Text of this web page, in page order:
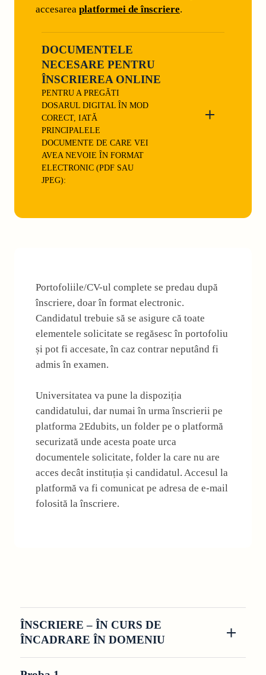
accesarea platformei de înscriere.
DOCUMENTELE
NECESARE PENTRU
ÎNSCRIEREA ONLINE
PENTRU A PREGĂTI
DOSARUL DIGITAL ÎN MOD
CORECT, IATĂ
PRINCIPALELE
DOCUMENTE DE CARE VEI
AVEA NEVOIE ÎN FORMAT
ELECTRONIC (PDF SAU
JPEG):
Portofoliile/CV-ul complete se predau după
înscriere, doar în format electronic.
Candidatul trebuie să se asigure că toate
elementele solicitate se regăsesc în portofoliu
și pot fi accesate, în caz contrar neputând fi
admis în examen.
Universitatea va pune la dispoziția
candidatului, dar numai în urma înscrierii pe
platforma 2Edubits, un folder pe o platformă
securizată unde acesta poate urca
documentele solicitate, folder la care nu are
acces decât instituția și candidatul. Accesul la
platformă va fi comunicat pe adresa de e-mail
folosită la înscriere.
ÎNSCRIERE – ÎN CURS DE
ÎNCADRARE ÎN DOMENIU